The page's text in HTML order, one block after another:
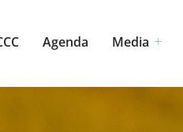
Agenda Media